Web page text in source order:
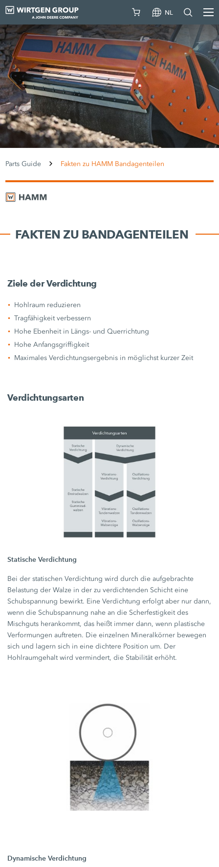
NL
Parts Guide Fakten zu HAMM Bandagenteilen
FAKTEN ZU BANDAGENTEILEN
Ziele der Verdichtung
Hohlraum reduzieren
Tragfähigkeit verbessern
Hohe Ebenheit in Längs- und Querrichtung
Hohe Anfangsgriffigkeit
Maximales Verdichtungsergebnis in möglichst kurzer Zeit
Verdichtungsarten
Statische Verdichtung
Bei der statischen Verdichtung wird durch die aufgebrachte
Belastung der Walze in der zu verdichtenden Schicht eine
Schubspannung bewirkt. Eine Verdichtung erfolgt aber nur dann,
wenn die Schubspannung nahe an die Scherfestigkeit des
Mischguts herankommt, das heißt immer dann, wenn plastische
Verformungen auftreten. Die einzelnen Mineralkörner bewegen
sich und lagern sich in eine dichtere Position um. Der
Hohlraumgehalt wird vermindert, die Stabilität erhöht.
Dynamische Verdichtung